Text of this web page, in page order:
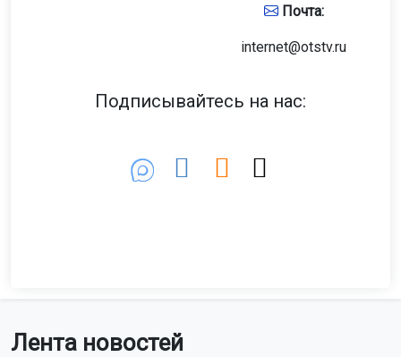
Лента новостей
Почта:
internet@otstv.ru
Подписывайтесь на нас: